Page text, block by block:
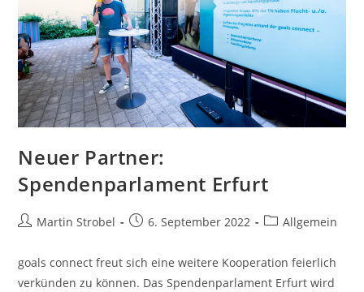
Neuer Partner:
Spendenparlament Erfurt
Beitrags-
Martin Strobel
Beitrag6. September 2022
Beitrags-
Allgemein
goals connect freut sich eine weitere Kooperation feierlich
verkünden zu können. Das Spendenparlament Erfurt wird